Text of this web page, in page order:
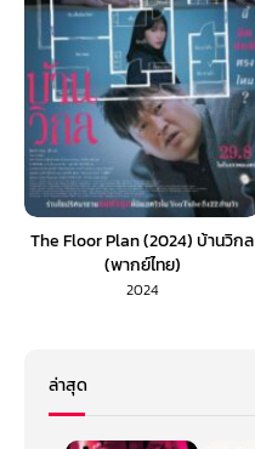
The Floor Plan (2024) บ้านวิกล
(พากย์ไทย)
2024
ล่าสุด